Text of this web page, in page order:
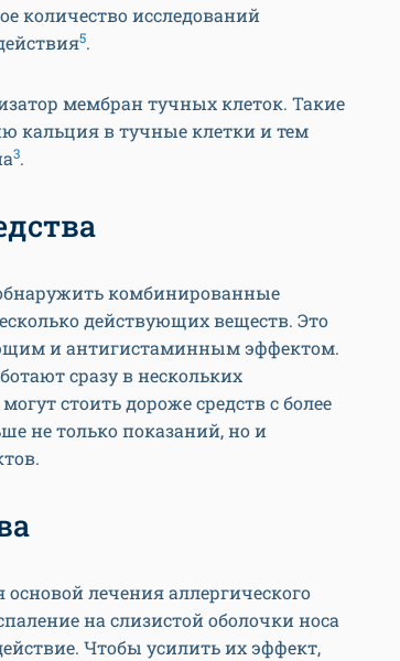
количество исследований
5.
мембран тучных клеток. Такие
кальция в тучные клетки и тем
3.
комбинированные
действующих веществ. Это
и антигистаминным эффектом.
сразу в нескольких
стоить дороже средств с более
не только показаний, но и
лечения аллергического
на слизистой оболочки носа
Чтобы усилить их эффект,